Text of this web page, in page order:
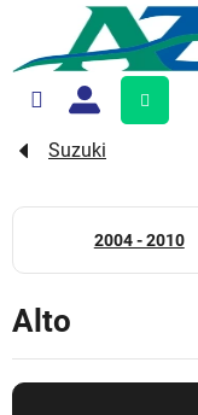
obsah
Nákupný
košík
Suzuki
2004 - 2010
Alto